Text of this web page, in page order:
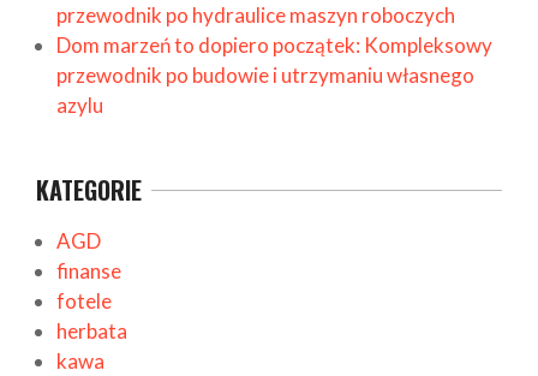
przewodnik po hydraulice maszyn roboczych
Dom marzeń to dopiero początek: Kompleksowy
przewodnik po budowie i utrzymaniu własnego
azylu
KATEGORIE
AGD
finanse
fotele
herbata
kawa